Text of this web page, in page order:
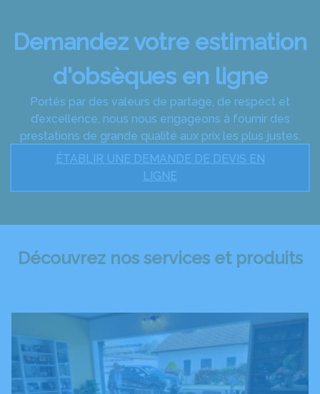
Demandez votre estimation
d'obsèques en ligne
Portés par des valeurs de partage, de respect et
d’excellence, nous nous engageons à fournir des
prestations de grande qualité aux prix les plus justes.
ÉTABLIR UNE DEMANDE DE DEVIS EN
LIGNE
Découvrez nos services et produits